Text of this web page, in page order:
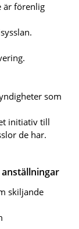
är förenlig
som
initiativ till
de har.
skiljande